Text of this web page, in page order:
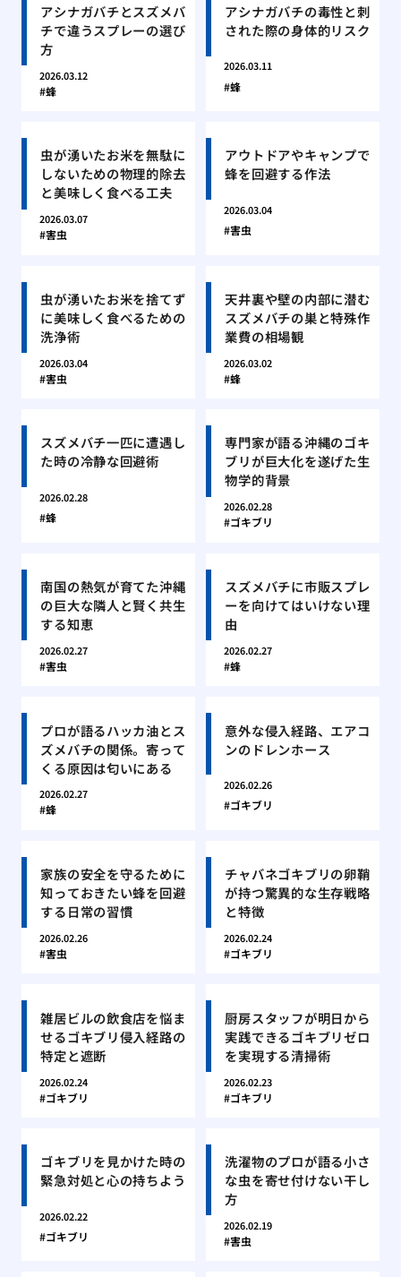
アシナガバチとスズメバ
チで違うスプレーの選び
方
2026.03.12
蜂
アシナガバチの毒性と刺
された際の身体的リスク
2026.03.11
蜂
虫が湧いたお米を無駄に
しないための物理的除去
と美味しく食べる工夫
2026.03.07
害虫
アウトドアやキャンプで
蜂を回避する作法
2026.03.04
害虫
虫が湧いたお米を捨てず
に美味しく食べるための
洗浄術
2026.03.04
害虫
天井裏や壁の内部に潜む
スズメバチの巣と特殊作
業費の相場観
2026.03.02
蜂
スズメバチ一匹に遭遇し
た時の冷静な回避術
2026.02.28
蜂
専門家が語る沖縄のゴキ
ブリが巨大化を遂げた生
物学的背景
2026.02.28
ゴキブリ
南国の熱気が育てた沖縄
の巨大な隣人と賢く共生
する知恵
2026.02.27
害虫
スズメバチに市販スプレ
ーを向けてはいけない理
由
2026.02.27
蜂
プロが語るハッカ油とス
ズメバチの関係。寄って
くる原因は匂いにある
2026.02.27
蜂
意外な侵入経路、エアコ
ンのドレンホース
2026.02.26
ゴキブリ
家族の安全を守るために
知っておきたい蜂を回避
する日常の習慣
2026.02.26
害虫
チャバネゴキブリの卵鞘
が持つ驚異的な生存戦略
と特徴
2026.02.24
ゴキブリ
雑居ビルの飲食店を悩ま
せるゴキブリ侵入経路の
特定と遮断
2026.02.24
ゴキブリ
厨房スタッフが明日から
実践できるゴキブリゼロ
を実現する清掃術
2026.02.23
ゴキブリ
ゴキブリを見かけた時の
緊急対処と心の持ちよう
2026.02.22
ゴキブリ
洗濯物のプロが語る小さ
な虫を寄せ付けない干し
方
2026.02.19
害虫